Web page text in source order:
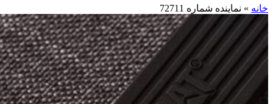
خانه » نماینده شماره 72711